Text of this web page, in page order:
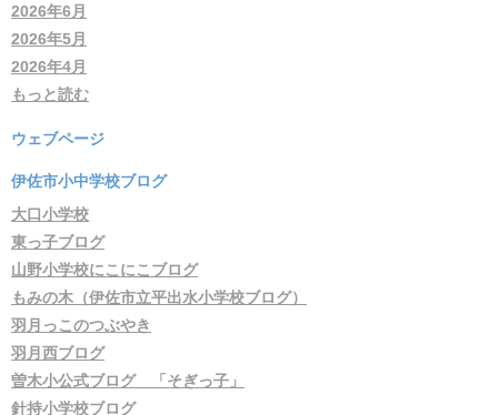
2026年6月
2026年5月
2026年4月
もっと読む
ウェブページ
伊佐市小中学校ブログ
大口小学校
東っ子ブログ
山野小学校にこにこブログ
もみの木（伊佐市立平出水小学校ブログ）
羽月っこのつぶやき
羽月西ブログ
曽木小公式ブログ 「そぎっ子」
針持小学校ブログ